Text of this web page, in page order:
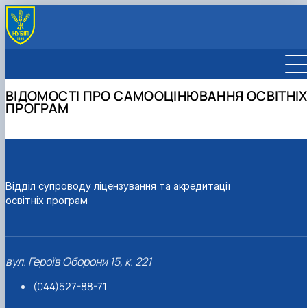
Сертифікати НАЗЯВО
Сертифікати МОН України
АКРЕДИТАЦІЯ
Положення про акредитацію освітніх програм
2025-2026
2022-2023
ПОСТАКРЕДИТАЦІЙНИЙ МОНІТОРИНГ
Відомості постакредитаційного моніторингу
ПРАЦІВНИКИ
ВІДОМОСТІ ПРО САМООЦІНЮВАННЯ ОСВІТНІХ
ПРОГРАМ
Відділ супроводу ліцензування та акредитації
освітніх програм
вул. Героїв Оборони 15, к. 221
(044)527-88-71